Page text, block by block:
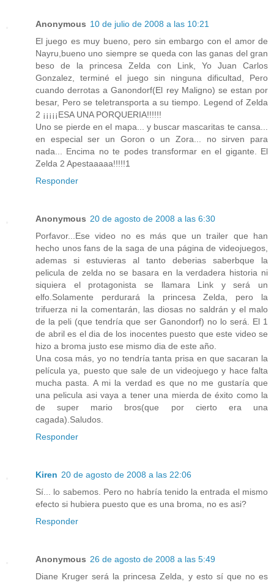
Anonymous 10 de julio de 2008 a las 10:21
El juego es muy bueno, pero sin embargo con el amor de
Nayru,bueno uno siempre se queda con las ganas del gran
beso de la princesa Zelda con Link, Yo Juan Carlos
Gonzalez, terminé el juego sin ninguna dificultad, Pero
cuando derrotas a Ganondorf(El rey Maligno) se estan por
besar, Pero se teletransporta a su tiempo. Legend of Zelda
2 ¡¡¡¡¡ESA UNA PORQUERIA!!!!!!
Uno se pierde en el mapa... y buscar mascaritas te cansa...
en especial ser un Goron o un Zora... no sirven para
nada... Encima no te podes transformar en el gigante. El
Zelda 2 Apestaaaaa!!!!!1
Responder
Anonymous 20 de agosto de 2008 a las 6:30
Porfavor...Ese video no es más que un trailer que han
hecho unos fans de la saga de una página de videojuegos,
ademas si estuvieras al tanto deberias saberbque la
pelicula de zelda no se basara en la verdadera historia ni
siquiera el protagonista se llamara Link y será un
elfo.Solamente perdurará la princesa Zelda, pero la
trifuerza ni la comentarán, las diosas no saldrán y el malo
de la peli (que tendría que ser Ganondorf) no lo será. El 1
de abril es el dia de los inocentes puesto que este video se
hizo a broma justo ese mismo dia de este año.
Una cosa más, yo no tendría tanta prisa en que sacaran la
película ya, puesto que sale de un videojuego y hace falta
mucha pasta. A mi la verdad es que no me gustaría que
una pelicula asi vaya a tener una mierda de éxito como la
de super mario bros(que por cierto era una
cagada).Saludos.
Responder
Kiren 20 de agosto de 2008 a las 22:06
Sí... lo sabemos. Pero no habría tenido la entrada el mismo
efecto si hubiera puesto que es una broma, no es asi?
Responder
Anonymous 26 de agosto de 2008 a las 5:49
Diane Kruger será la princesa Zelda, y esto sí que no es